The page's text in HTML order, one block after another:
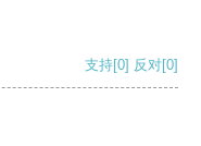
支持[0] 反对[0]